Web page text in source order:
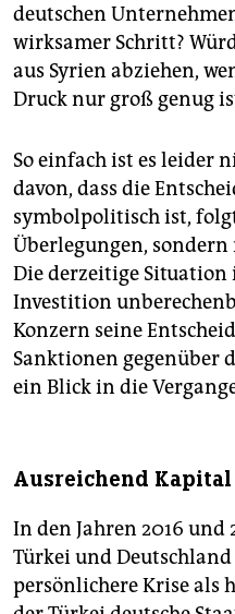
deutschen
wirksamer Schritt?
aus Syrien abziehen,
Druck nur groß genug
So einfach ist es leider
davon, dass die
symbolpolitisch ist,
Überlegungen,
Die derzeitige
Investition
Konzern seine
Sanktionen gegenüber
ein Blick in die
Ausreichend Kapital
In den Jahren 2016 und
Türkei und
persönlichere Krise als